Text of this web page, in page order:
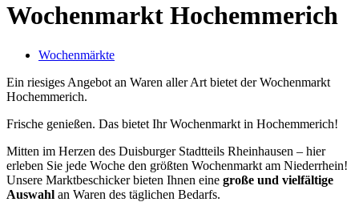
Wochenmarkt Hochemmerich
Wochenmärkte
Ein riesiges Angebot an Waren aller Art bietet der Wochenmarkt
Hochemmerich.
Frische genießen. Das bietet Ihr Wochenmarkt in Hochemmerich!
Mitten im Herzen des Duisburger Stadtteils Rheinhausen – hier
erleben Sie jede Woche den größten Wochenmarkt am Niederrhein!
Unsere Marktbeschicker bieten Ihnen eine große und vielfältige
Auswahl an Waren des täglichen Bedarfs.